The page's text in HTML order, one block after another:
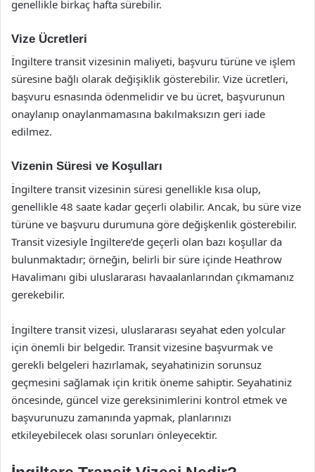
genellikle birkaç hafta sürebilir.
Vize Ücretleri
İngiltere transit vizesinin maliyeti, başvuru türüne ve işlem
süresine bağlı olarak değişiklik gösterebilir. Vize ücretleri,
başvuru esnasında ödenmelidir ve bu ücret, başvurunun
onaylanıp onaylanmamasına bakılmaksızın geri iade
edilmez.
Vizenin Süresi ve Koşulları
İngiltere transit vizesinin süresi genellikle kısa olup,
genellikle 48 saate kadar geçerli olabilir. Ancak, bu süre vize
türüne ve başvuru durumuna göre değişkenlik gösterebilir.
Transit vizesiyle İngiltere’de geçerli olan bazı koşullar da
bulunmaktadır; örneğin, belirli bir süre içinde Heathrow
Havalimanı gibi uluslararası havaalanlarından çıkmamanız
gerekebilir.
İngiltere transit vizesi, uluslararası seyahat eden yolcular
için önemli bir belgedir. Transit vizesine başvurmak ve
gerekli belgeleri hazırlamak, seyahatinizin sorunsuz
geçmesini sağlamak için kritik öneme sahiptir. Seyahatiniz
öncesinde, güncel vize gereksinimlerini kontrol etmek ve
başvurunuzu zamanında yapmak, planlarınızı
etkileyebilecek olası sorunları önleyecektir.